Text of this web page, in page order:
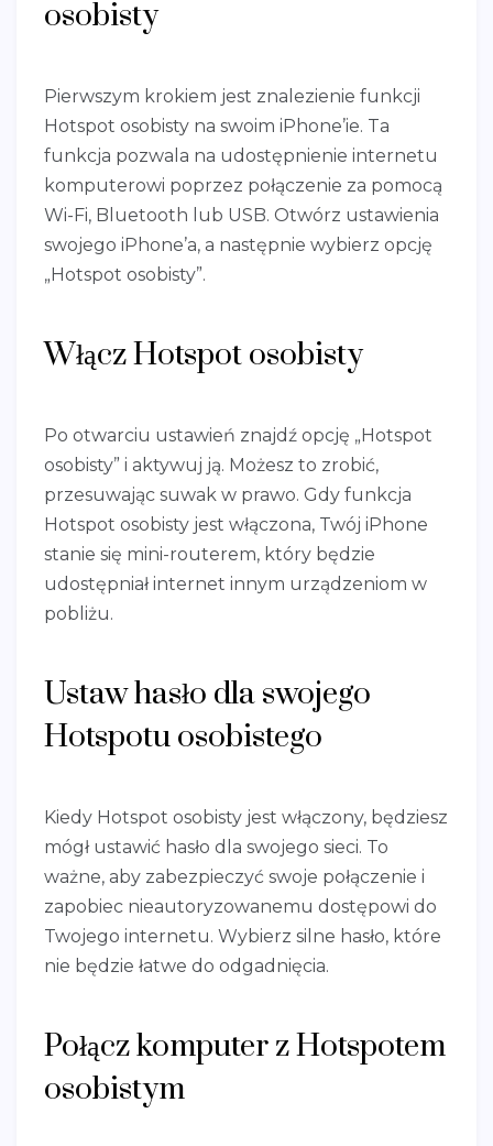
osobisty
Pierwszym krokiem jest znalezienie funkcji
Hotspot osobisty na swoim iPhone’ie. Ta
funkcja pozwala na udostępnienie internetu
komputerowi poprzez połączenie za pomocą
Wi-Fi, Bluetooth lub USB. Otwórz ustawienia
swojego iPhone’a, a następnie wybierz opcję
„Hotspot osobisty”.
Włącz Hotspot osobisty
Po otwarciu ustawień znajdź opcję „Hotspot
osobisty” i aktywuj ją. Możesz to zrobić,
przesuwając suwak w prawo. Gdy funkcja
Hotspot osobisty jest włączona, Twój iPhone
stanie się mini-routerem, który będzie
udostępniał internet innym urządzeniom w
pobliżu.
Ustaw hasło dla swojego
Hotspotu osobistego
Kiedy Hotspot osobisty jest włączony, będziesz
mógł ustawić hasło dla swojego sieci. To
ważne, aby zabezpieczyć swoje połączenie i
zapobiec nieautoryzowanemu dostępowi do
Twojego internetu. Wybierz silne hasło, które
nie będzie łatwe do odgadnięcia.
Połącz komputer z Hotspotem
osobistym